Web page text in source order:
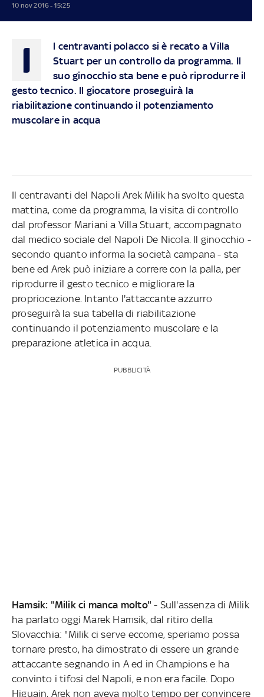
10 nov 2016 - 15:25
I
l centravanti polacco si è recato a Villa
Stuart per un controllo da programma. Il
suo ginocchio sta bene e può riprodurre il
gesto tecnico. Il giocatore proseguirà la
riabilitazione continuando il potenziamento
muscolare in acqua
Il centravanti del Napoli Arek Milik ha svolto questa
mattina, come da programma, la visita di controllo
dal professor Mariani a Villa Stuart, accompagnato
dal medico sociale del Napoli De Nicola. Il ginocchio -
secondo quanto informa la società campana - sta
bene ed Arek può iniziare a correre con la palla, per
riprodurre il gesto tecnico e migliorare la
propriocezione. Intanto l'attaccante azzurro
proseguirà la sua tabella di riabilitazione
continuando il potenziamento muscolare e la
preparazione atletica in acqua.
PUBBLICITÀ
Hamsik: "Milik ci manca molto" - Sull'assenza di Milik
ha parlato oggi Marek Hamsik, dal ritiro della
Slovacchia: "Milik ci serve eccome, speriamo possa
tornare presto, ha dimostrato di essere un grande
attaccante segnando in A ed in Champions e ha
convinto i tifosi del Napoli, e non era facile. Dopo
Higuain, Arek non aveva molto tempo per convincere